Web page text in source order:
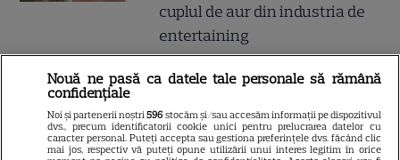
cuplul de aur din industria de
entertaining
Anunțul momentului! A vrut
să se știe de la ea! Elena Udrea
și Adrian Alexandrov, după 10
Nouă ne pasă ca datele tale personale să rămână
confidențiale
Noi și partenerii noștri596 stocăm și/sau accesăm informații pe dispozitivul
dvs., precum identificatorii cookie unici pentru prelucrarea datelor cu
caracter personal. Puteți accepta sau gestiona preferințele dvs. făcând clic
mai jos, respectiv vă puteți opune utilizării unui interes legitim în orice